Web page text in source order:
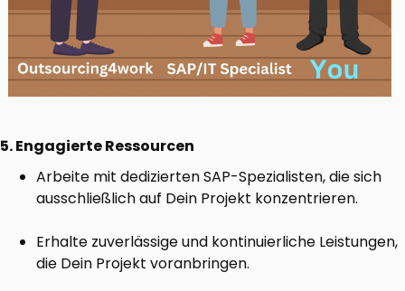
5. Engagierte Ressourcen
Arbeite mit dedizierten SAP-Spezialisten, die sich
ausschließlich auf Dein Projekt konzentrieren.
Erhalte zuverlässige und kontinuierliche Leistungen,
die Dein Projekt voranbringen.